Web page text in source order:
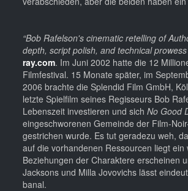
“Bob Rafelson's cinematic retelling of
depth, script polish, and technical
ray.com. Im Juni 2002 hatte die 12
Filmfestival. 15 Monate später, im
2006 brachte die Splendid Film GmbH,
letzte Spielfilm seines Regisseurs Bob
Lebenszeit investieren und sich No Good
eingeschworenen Gemeinde der Film-
gestrichen wurde. Es tut geradezu weh,
auf die vorhandenen Ressourcen liegt
Beziehungen der Charaktere erscheinen
Jacksons und Milla Jovovichs lässt
banal.